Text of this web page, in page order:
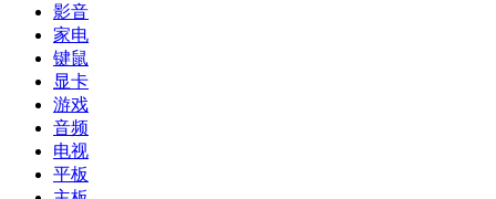
影音
家电
键鼠
显卡
游戏
音频
电视
平板